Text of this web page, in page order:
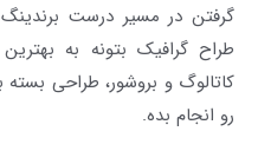
گرفتن در مسیر درست
طراح گرافیک بتونه به
کاتالوگ و بروشور، طراحی بسته
رو انجام بده.